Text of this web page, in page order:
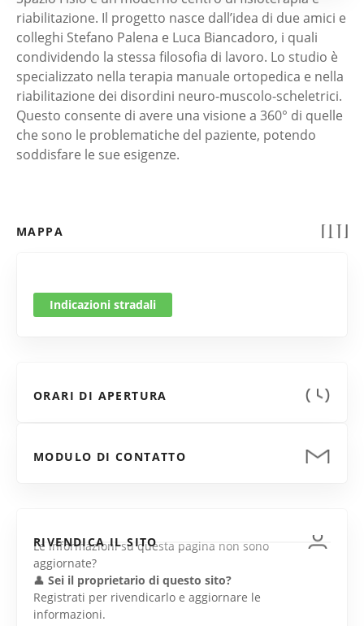
riabilitazione. Il progetto nasce dall’idea di due amici e
colleghi Stefano Palena e Luca Biancadoro, i quali
condividendo la stessa filosofia di lavoro. Lo studio è
specializzato nella terapia manuale ortopedica e nella
riabilitazione dei disordini neuro-muscolo-scheletrici.
Questo consente di avere una visione a 360° di quelle
che sono le problematiche del paziente, potendo
soddisfare le sue esigenze.
MAPPA
Indicazioni stradali
ORARI DI APERTURA
MODULO DI CONTATTO
RIVENDICA IL SITO
Le informazioni su questa pagina non sono
aggiornate?
👤 Sei il proprietario di questo sito?
Registrati per rivendicarlo e aggiornare le
informazioni.